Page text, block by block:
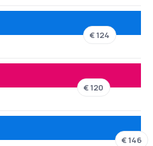
€ 124
€ 120
€ 146